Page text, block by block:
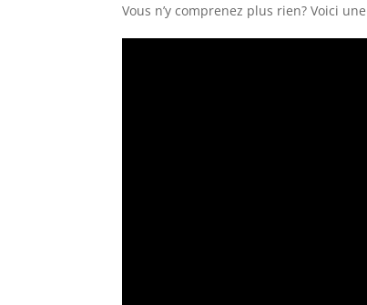
Vous n’y comprenez plus rien? Voici